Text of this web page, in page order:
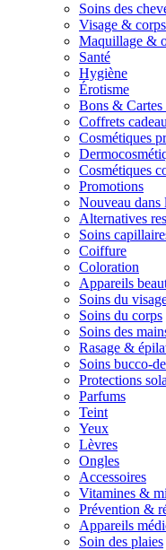
Soins des
Visage & corps
Maquillage &
Santé
Hygiène
Érotisme
Bons & Cartes
Coffrets
Cosmétiques
Cosmétiques
Promotions
Nouveau dans
Alternatives
Soins
Coiffure
Coloration
Appareils
Soins du
Soins du corps
Soins des
Rasage &
Soins bucco-
Protections
Parfums
Teint
Yeux
Lèvres
Ongles
Accessoires
Vitamines &
Prévention &
Appareils
Soin des plaies